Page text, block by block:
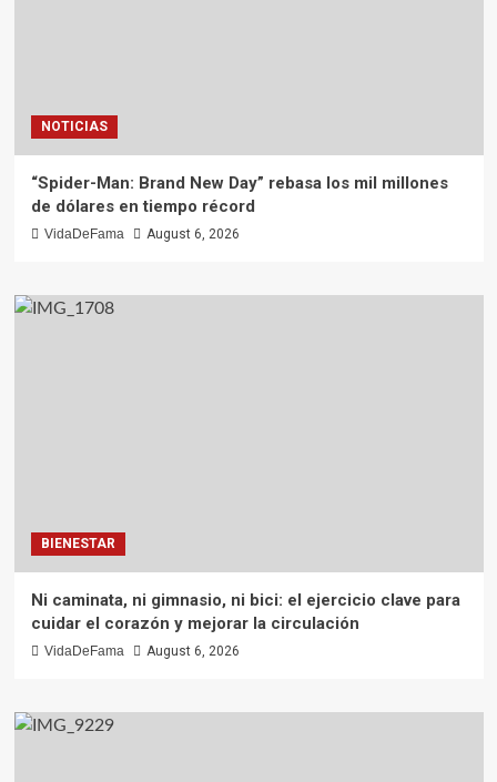
NOTICIAS
“Spider-Man: Brand New Day” rebasa los mil millones
de dólares en tiempo récord
VidaDeFama August 6, 2026
BIENESTAR
Ni caminata, ni gimnasio, ni bici: el ejercicio clave para
cuidar el corazón y mejorar la circulación
VidaDeFama August 6, 2026